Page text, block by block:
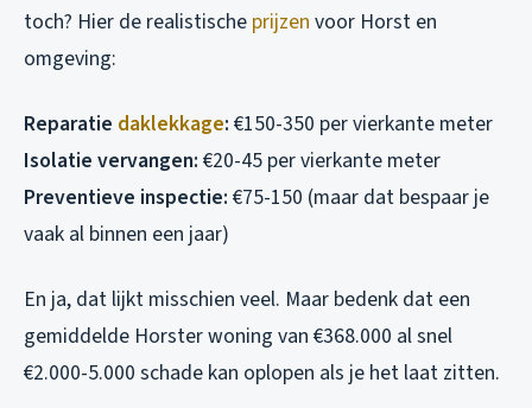
toch? Hier de realistische prijzen voor Horst en
omgeving:
Reparatie daklekkage: €150-350 per vierkante meter
Isolatie vervangen: €20-45 per vierkante meter
Preventieve inspectie: €75-150 (maar dat bespaar je
vaak al binnen een jaar)
En ja, dat lijkt misschien veel. Maar bedenk dat een
gemiddelde Horster woning van €368.000 al snel
€2.000-5.000 schade kan oplopen als je het laat zitten.